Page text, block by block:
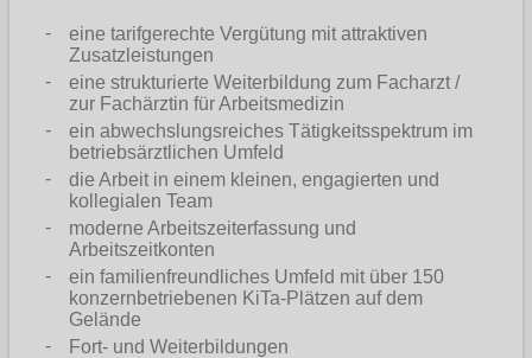
eine tarifgerechte Vergütung mit attraktiven
Zusatzleistungen
eine strukturierte Weiterbildung zum Facharzt /
zur Fachärztin für Arbeitsmedizin
ein abwechslungsreiches Tätigkeitsspektrum im
betriebsärztlichen Umfeld
die Arbeit in einem kleinen, engagierten und
kollegialen Team
moderne Arbeitszeiterfassung und
Arbeitszeitkonten
ein familienfreundliches Umfeld mit über 150
konzernbetriebenen KiTa-Plätzen auf dem
Gelände
Fort- und Weiterbildungen